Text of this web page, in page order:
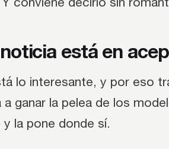
está en
lo interesante, y por eso
ganar la pelea de los
la pone donde sí.